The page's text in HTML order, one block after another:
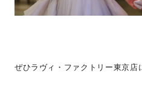
ぜひラヴィ・ファクトリー東京店